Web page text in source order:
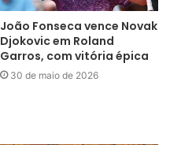
João Fonseca vence Novak
Djokovic em Roland
Garros, com vitória épica
30 de maio de 2026